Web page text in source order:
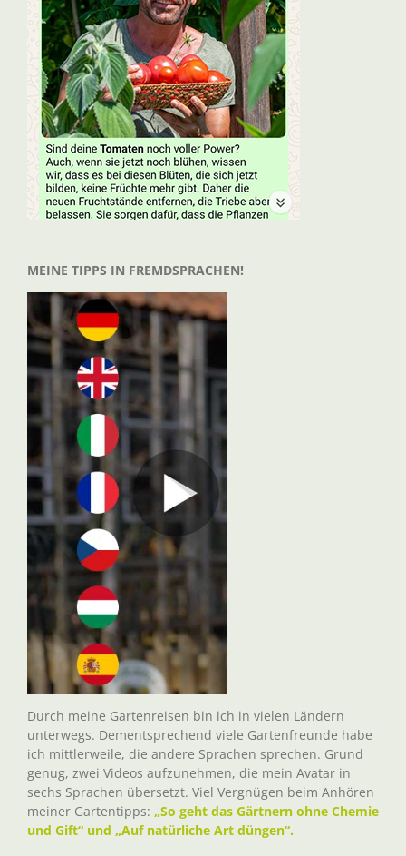
MEINE TIPPS IN FREMDSPRACHEN!
Durch meine Gartenreisen bin ich in vielen Ländern
unterwegs. Dementsprechend viele Gartenfreunde habe
ich mittlerweile, die andere Sprachen sprechen. Grund
genug, zwei Videos aufzunehmen, die mein Avatar in
sechs Sprachen übersetzt. Viel Vergnügen beim Anhören
meiner Gartentipps: „So geht das Gärtnern ohne Chemie
und Gift“ und „Auf natürliche Art düngen“.